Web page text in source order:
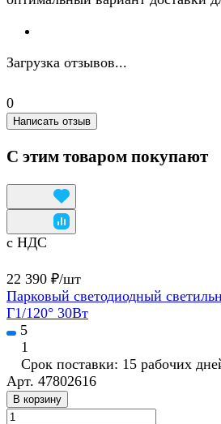
Загрузка отзывов...
0
Написать отзыв
С этим товаром покупают
с НДС
22 390 ₽/шт
Парковый светодиодный
Г1/120° 30Вт
5
1
Срок поставки: 15 рабочих
Арт. 47802616
В корзину